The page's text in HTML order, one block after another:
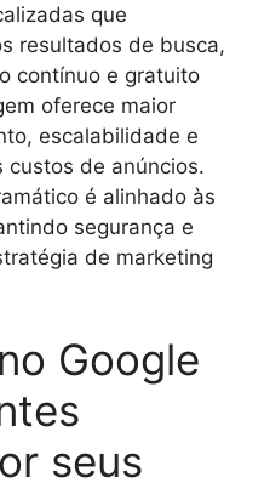
que
resultados de busca,
contínuo e gratuito
oferece maior
escalabilidade e
custos de anúncios.
é alinhado às
segurança e
de marketing
Google
seus